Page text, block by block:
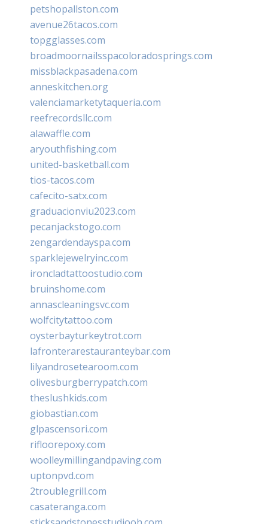
petshopallston.com
avenue26tacos.com
topgglasses.com
broadmoornailsspacoloradosprings.com
missblackpasadena.com
anneskitchen.org
valenciamarketytaqueria.com
reefrecordsllc.com
alawaffle.com
aryouthfishing.com
united-basketball.com
tios-tacos.com
cafecito-satx.com
graduacionviu2023.com
pecanjackstogo.com
zengardendayspa.com
sparklejewelryinc.com
ironcladtattoostudio.com
bruinshome.com
annascleaningsvc.com
wolfcitytattoo.com
oysterbayturkeytrot.com
lafronterarestauranteybar.com
lilyandrosetearoom.com
olivesburgberrypatch.com
theslushkids.com
giobastian.com
glpascensori.com
rifloorepoxy.com
woolleymillingandpaving.com
uptonpvd.com
2troublegrill.com
casateranga.com